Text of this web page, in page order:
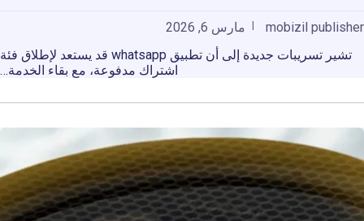
mobizil publisher
مارس 6, 2026
تشير تسريبات جديدة إلى أن تطبيق whatsapp قد يستعد لإطلاق فئة
اشتراك مدفوعة، مع بقاء الخدمة…